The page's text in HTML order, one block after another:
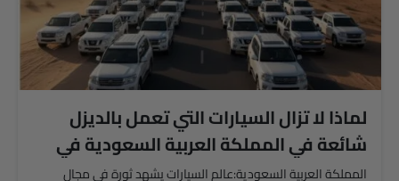
لماذا لا تزال السيارات التي تعمل بالديزل
شائعة في المملكة العربية السعودية في
عام 2025؟
المملكة العربية السعودية:عالم السيارات يشهد ثورة في مجال